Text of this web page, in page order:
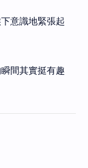
意識地緊張起
間其實挺有趣